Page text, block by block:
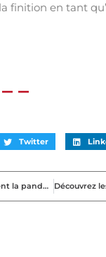
finition en tant
Twitter
Jeudi PSA : Comment la pandémie affecte-t-elle le marché du logement ?